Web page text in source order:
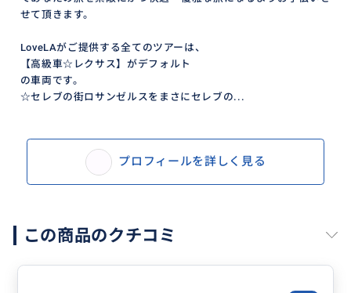
せて頂きます。
LoveLAがご提供する全てのツアーは、
【高級車☆レクサス】がデフォルト
の車両です。
☆セレブの街ロサンゼルスをまさにセレブの...
プロフィールを詳しく見る
この商品のクチコミ